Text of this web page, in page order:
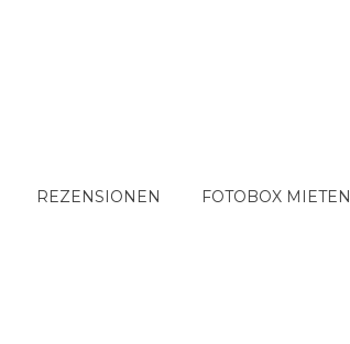
REZENSIONEN FOTOBOX MIETEN